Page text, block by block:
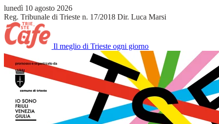
lunedì 10 agosto 2026
Reg. Tribunale di Trieste n. 17/2018 Dir. Luca Marsi
Il meglio di Trieste ogni giorno